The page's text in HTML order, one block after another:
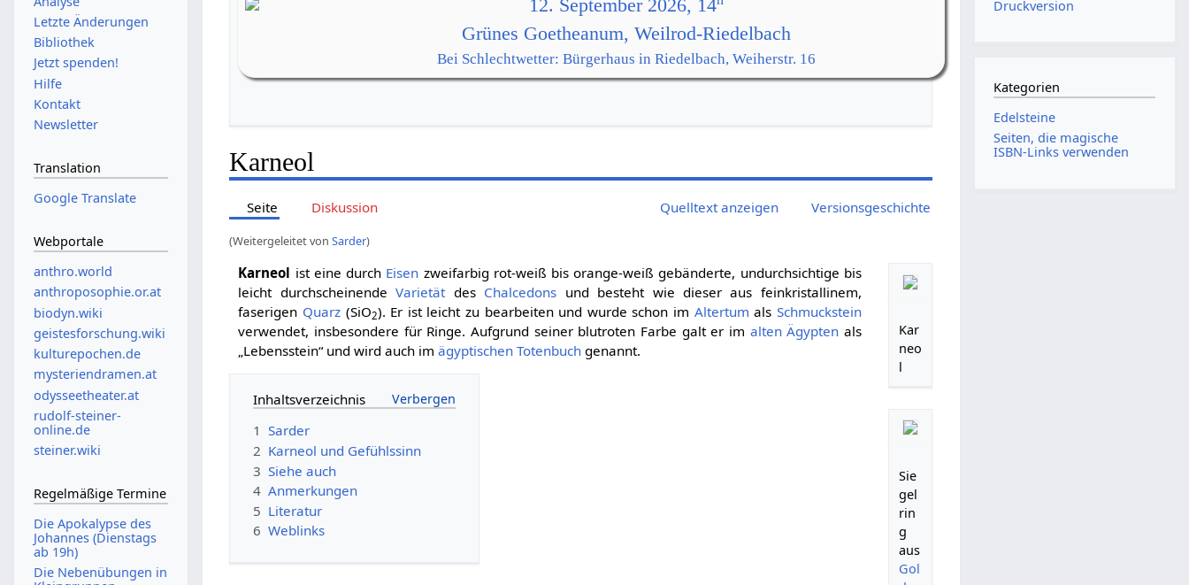
12. September 2026, 14
Grünes Goetheanum, Weilrod-Riedelbach
Bei Schlechtwetter: Bürgerhaus in Riedelbach, Weiherstr. 16
Karneol
Seite Diskussion Quelltext anzeigen Versionsgeschichte
(Weitergeleitet vonSarder)
Kar
neo
l
Sie
gel
rin
g
aus
Gol
Karneol ist eine durch Eisen zweifarbig rot-weiß bis orange-weiß gebänderte, undurchsichtige bis
leicht durchscheinendeVarietätdes Chalcedons und besteht wie dieser aus feinkristallinem,
faserigen Quarz(SiO2). Er ist leicht zu bearbeiten und wurde schon im Altertum als Schmuckstein
verwendet, insbesondere für Ringe. Aufgrund seiner blutroten Farbe galt er im alten Ägypten als
„Lebensstein“ und wird auch imägyptischen Totenbuch genannt.
Inhaltsverzeichnis
1 Sarder
2 Karneol und Gefühlssinn
3 Siehe auch
4 Anmerkungen
5 Literatur
6 Weblinks
Letzte Änderungen
Bibliothek
Jetzt spenden!
Hilfe
Kontakt
Newsletter
Translation
Google Translate
Webportale
anthro.world
anthroposophie.or.at
biodyn.wiki
geistesforschung.wiki
kulturepochen.de
mysteriendramen.at
odysseetheater.at
rudolf-steiner-
online.de
steiner.wiki
Regelmäßige Termine
Die Apokalypse des
Johannes (Dienstags
ab 19h)
Die Nebenübungen in
Druckversion
Kategorien
Edelsteine
Seiten, die magische
ISBN-Links verwenden